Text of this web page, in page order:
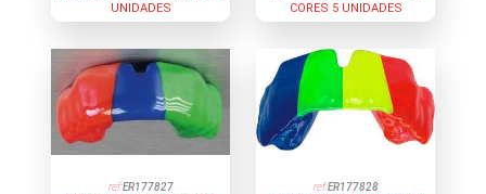
UNIDADES
CORES 5 UNIDADES
ref:ER177827 ref:ER177828